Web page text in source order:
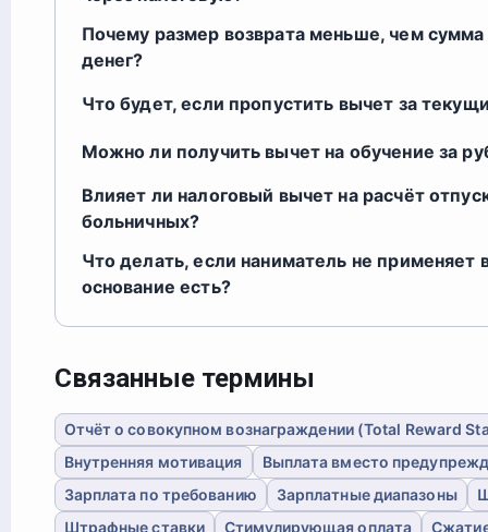
Почему размер возврата меньше, чем
денег?
Что будет, если пропустить вычет за
Можно ли получить вычет на обучение за
Влияет ли налоговый вычет на расчёт
больничных?
Что делать, если наниматель не применяет
основание есть?
Связанные термины
Отчёт о совокупном вознаграждении (Total Reward
Внутренняя мотивация
Выплата вместо
Зарплата по требованию
Зарплатные диапазоны
Штрафные ставки
Стимулирующая оплата